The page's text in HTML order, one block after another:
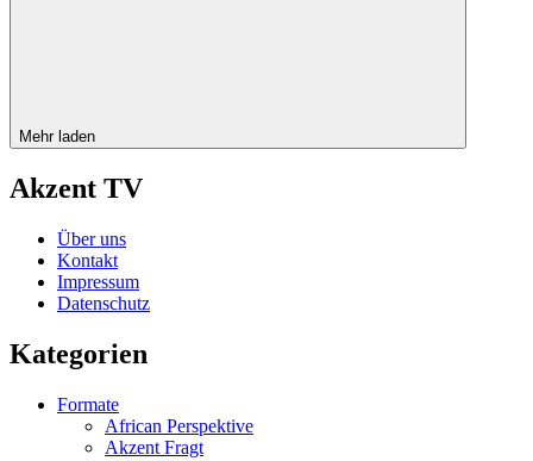
Mehr laden
Akzent TV
Über uns
Kontakt
Impressum
Datenschutz
Kategorien
Formate
African Perspektive
Akzent Fragt